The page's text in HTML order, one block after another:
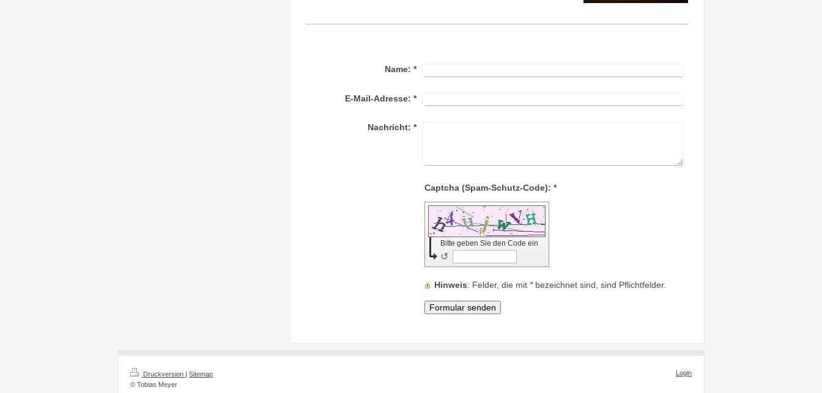
Name: *
E-Mail-Adresse: *
Nachricht: *
Captcha (Spam-Schutz-Code): *
Bitte geben Sie den Code ein
↺
Hinweis : Felder, die mit *bezeichnet sind, sind Pflichtfelder.
Druckversion
Sitemap
© Tobias Meyer
Login